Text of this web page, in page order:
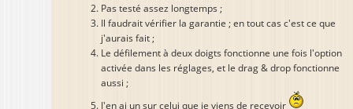
Pas testé assez longtemps ;
Il faudrait vérifier la garantie ; en tout cas c'est ce que
j'aurais fait ;
Le défilement à deux doigts fonctionne une fois l'option
activée dans les réglages, et le drag & drop fonctionne
aussi ;
J'en ai un sur celui que je viens de recevoir